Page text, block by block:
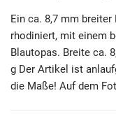
Ein ca. 8,7 mm breiter
rhodiniert, mit einem
Blautopas. Breite ca.
g Der Artikel ist
die Maße! Auf dem